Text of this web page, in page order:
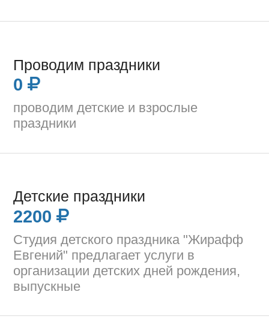
Проводим праздники
0
проводим детские и взрослые
праздники
Детские праздники
2200
Студия детского праздника "Жирафф
Евгений" предлагает услуги в
организации детских дней рождения,
выпускные